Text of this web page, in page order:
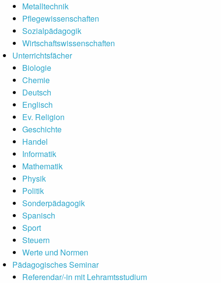
Metalltechnik
Pflegewissenschaften
Sozialpädagogik
Wirtschaftswissenschaften
Unterrichtsfächer
Biologie
Chemie
Deutsch
Englisch
Ev. Religion
Geschichte
Handel
Informatik
Mathematik
Physik
Politik
Sonderpädagogik
Spanisch
Sport
Steuern
Werte und Normen
Pädagogisches Seminar
Referendar/-in mit Lehramtsstudium